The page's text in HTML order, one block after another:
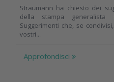
Straumann ha chiesto dei
della stampa
Suggerimenti che, se
vostri...
Approfondisci